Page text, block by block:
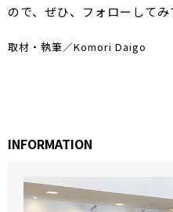
ので、ぜひ、フォローして
取材・執筆／Komori Daigo
INFORMATION